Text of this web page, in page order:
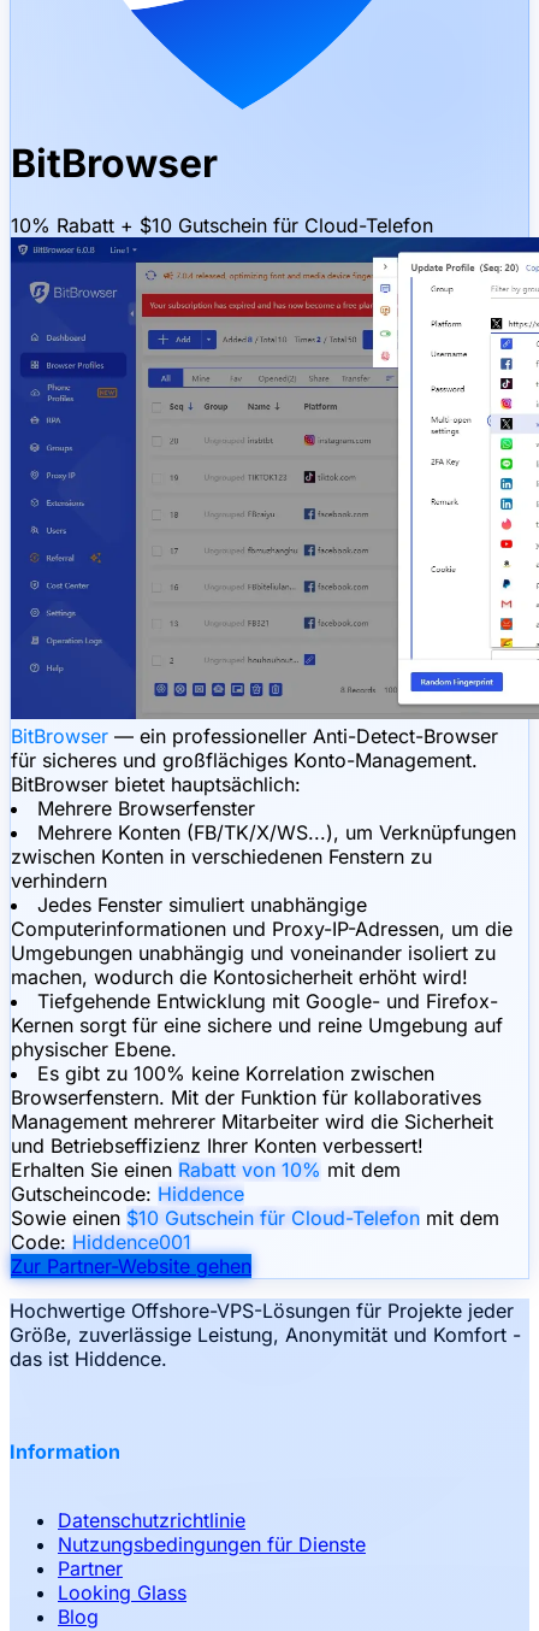
BitBrowser
10% Rabatt + $10 Gutschein für Cloud-Telefon
BitBrowser — ein professioneller Anti-Detect-Browser
für sicheres und großflächiges Konto-Management.
BitBrowser bietet hauptsächlich:
Mehrere Browserfenster
Mehrere Konten (FB/TK/X/WS...), um Verknüpfungen
zwischen Konten in verschiedenen Fenstern zu
verhindern
Jedes Fenster simuliert unabhängige
Computerinformationen und Proxy-IP-Adressen, um die
Umgebungen unabhängig und voneinander isoliert zu
machen, wodurch die Kontosicherheit erhöht wird!
Tiefgehende Entwicklung mit Google- und Firefox-
Kernen sorgt für eine sichere und reine Umgebung auf
physischer Ebene.
Es gibt zu 100% keine Korrelation zwischen
Browserfenstern. Mit der Funktion für kollaboratives
Management mehrerer Mitarbeiter wird die Sicherheit
und Betriebseffizienz Ihrer Konten verbessert!
Erhalten Sie einen Rabatt von 10% mit dem
Gutscheincode: Hiddence
Sowie einen $10 Gutschein für Cloud-Telefon mit dem
Code: Hiddence001
Zur Partner-Website gehen
Hochwertige Offshore-VPS-Lösungen für Projekte jeder
Größe, zuverlässige Leistung, Anonymität und Komfort -
das ist Hiddence.
Information
Datenschutzrichtlinie
Nutzungsbedingungen für Dienste
Partner
Looking Glass
Blog